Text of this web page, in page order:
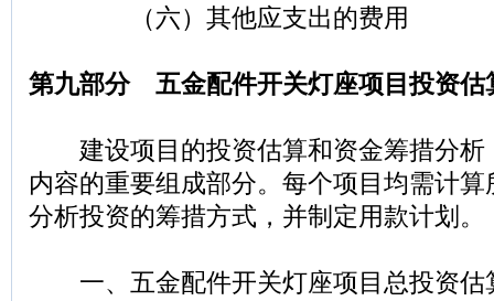
（六）其他应支出的费用
第九部分 五金配件开关灯座项目投资估
建设项目的投资估算和资金筹措分析
内容的重要组成部分。每个项目均需计
分析投资的筹措方式，并制定用款计划。
一、五金配件开关灯座项目总投资估